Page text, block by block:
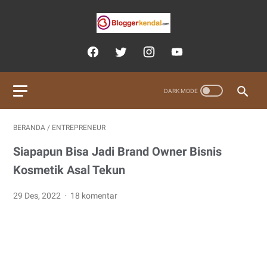
BERANDA / ENTREPRENEUR
Siapapun Bisa Jadi Brand Owner Bisnis
Kosmetik Asal Tekun
29 Des, 2022 18 komentar